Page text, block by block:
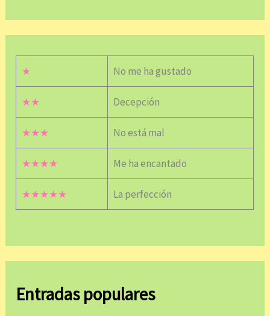
★ No me ha gustado
★★ Decepción
★★★ No está mal
★★★★ Me ha encantado
★★★★★ La perfección
Entradas populares